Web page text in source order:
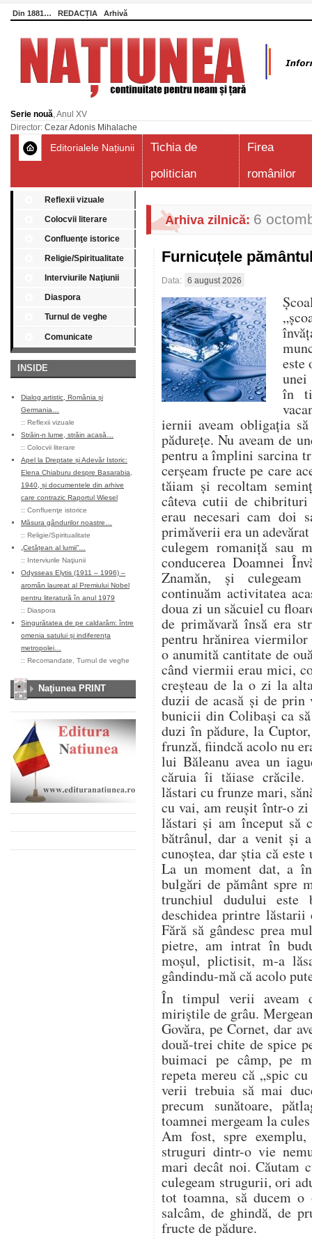
Din 1881… REDACȚIA Arhivă
Serie nouă, Anul XV
Director: Cezar Adonis Mihalache
Editorialele Națiunii
Tichia de
politician
Firea
românilor
Reflexii vizuale
Colocvii literare
Confluenţe istorice
Religie/Spiritualitate
Interviurile Naţiunii
Diaspora
Turnul de veghe
Comunicate
INSIDE
Dialog artistic, România și
Germania…
:: Reflexii vizuale
Străin-n lume, străin acasă…
:: Colocvii literare
Apel la Dreptate și Adevăr Istoric:
Elena Chiaburu despre Basarabia,
1940, și documentele din arhive
care contrazic Raportul Wiesel
:: Confluenţe istorice
Măsura gândurilor noastre…
:: Religie/Spiritualitate
„Cetățean al lumii”…
:: Interviurile Naţiunii
Odysseas Elytis (1911 – 1996) –
aromân laureat al Premiului Nobel
pentru literatură în anul 1979
:: Diaspora
Singurătatea de pe caldarâm: între
omenia satului și indiferența
metropolei…
:: Recomandate Turnul de veghe
Naţiunea PRINT
Arhiva zilnică: 6
Furnicuțele
Data: 6 august 2026
este
unei
în
iernii aveam obligația
pădurețe. Nu aveam de
pentru a împlini sarcina
cerșeam fructe pe care
tăiam și recoltam
câteva cutii de chibrituri
erau necesari cam doi
primăverii era un
culegem romaniță sau
conducerea Doamnei
Znamăn, și
continuăm activitatea
doua zi un săcuiel cu
de primăvară însă era
pentru hrănirea viermilor
o anumită cantitate de
când viermii erau mici,
creșteau de la o zi la
duzii de acasă și de prin
bunicii din Colibași ca
duzi în pădure, la
frunză, fiindcă acolo nu
lui Băleanu avea un
căruia îi tăiase crăcile.
lăstari cu frunze mari,
cu vai, am reușit într-o
lăstari și am început să
bătrânul, dar a venit și
cunoștea, dar știa că
La un moment dat, a
bulgări de pământ spre
trunchiul dudului este
deschidea printre
Fără să gândesc prea
pietre, am intrat în
moșul, plictisit, m-a
gândindu-mă că acolo
În timpul verii aveam
miriștile de grâu.
Govăra, pe Cornet, dar
două-trei chite de spice
buimaci pe câmp, pe
repeta mereu că „spic
verii trebuia să mai
precum sunătoare,
toamnei mergeam la
Am fost, spre
struguri dintr-o vie
mari decât noi. Căutam
culegeam strugurii, ori
tot toamna, să ducem o
salcâm, de ghindă, de
fructe de pădure.